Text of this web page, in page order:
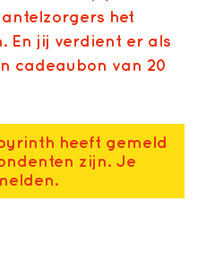
het
En jij verdient er als
cadeaubon van 20
heeft gemeld
zijn. Je